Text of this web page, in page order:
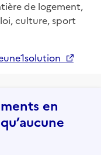
de logement,
culture, sport
en